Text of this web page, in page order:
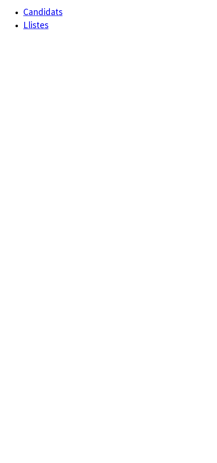
Candidats
Llistes